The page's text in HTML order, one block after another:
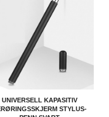
UNIVERSELL KAPASITIV
STYLUS-